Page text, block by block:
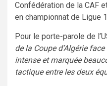
Confédération de la CAF
en championnat de Ligue
Pour le porte-parole de
de la Coupe d’Algérie
intense et marquée
tactique entre les deux